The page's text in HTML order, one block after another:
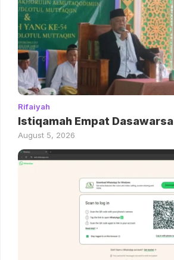
Rifaiyah
Istiqamah Empat Dasawarsa
August 5, 2026